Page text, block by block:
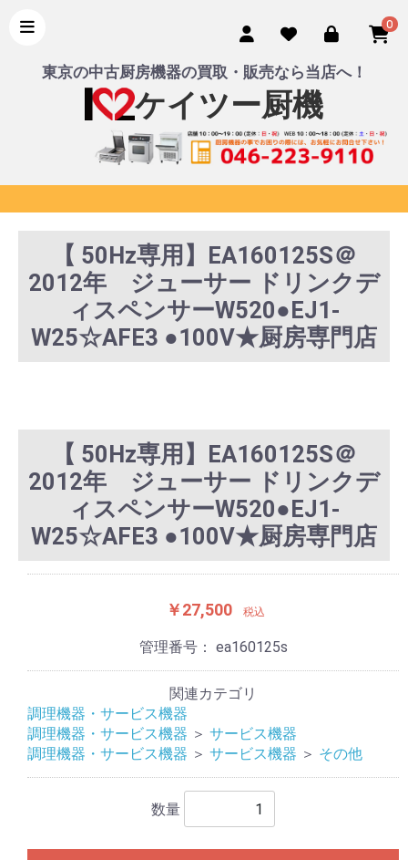
0
東京の中古厨房機器の買取・販売なら当店へ！
ケイツー厨機
【 50Hz専用】EA160125S＠
2012年 ジューサー ドリンクデ
ィスペンサーW520●EJ1-
W25☆AFE3 ●100V★厨房専門店
【 50Hz専用】EA160125S＠
2012年 ジューサー ドリンクデ
ィスペンサーW520●EJ1-
W25☆AFE3 ●100V★厨房専門店
￥27,500 税込
管理番号： ea160125s
関連カテゴリ
調理機器・サービス機器
調理機器・サービス機器 ＞ サービス機器
調理機器・サービス機器 ＞ サービス機器 ＞ その他
数量